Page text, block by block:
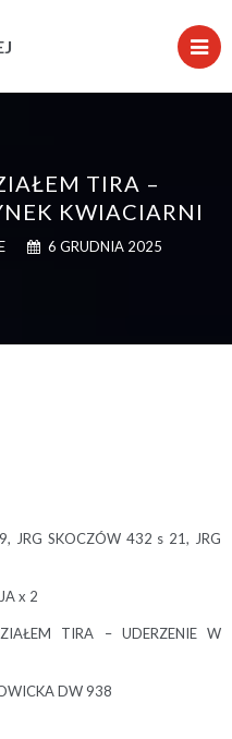
TIRA –
KWIACIARNI
6 GRUDNIA 2025
JRG SKOCZÓW 432 s 21, JRG
x 2
TIRA – UDERZENIE W
DW 938